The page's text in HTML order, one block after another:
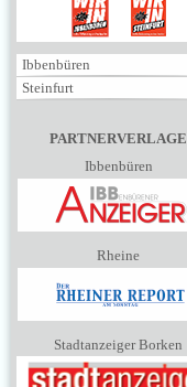
Ibbenbüren
Steinfurt
PARTNERVERLAGE
Ibbenbüren
Rheine
Stadtanzeiger Borken